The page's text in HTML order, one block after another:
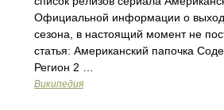
Официальной информации о
сезона, в настоящий момент не
статья: Американский папочка
Регион 2 …
Википедия